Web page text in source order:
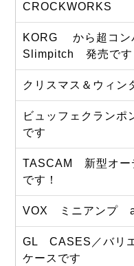
CROCKWORKS
KORG から超コン
Slimpitch 発売です
クリスマス＆ウィン
ビュッフェクラン
です
TASCAM 新型オー
です！
VOX ミニアンプ
GL CASES／バリ
ケースです